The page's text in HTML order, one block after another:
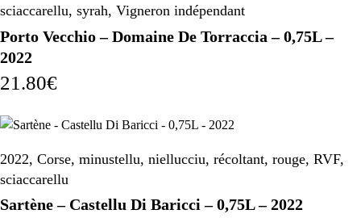
sciaccarellu, syrah, Vigneron indépendant
Porto Vecchio – Domaine De Torraccia – 0,75L –
2022
21.80€
2022, Corse, minustellu, niellucciu, récoltant, rouge, RVF,
sciaccarellu
Sartène – Castellu Di Baricci – 0,75L – 2022